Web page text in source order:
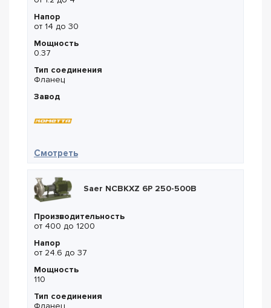
Напор
от 14 до 30
Мощность
0.37
Тип соединения
Фланец
Завод
Смотреть— Кометта К377 3-05-25/16А/003Т2
Saer NCBKXZ 6P 250-500B
Производительность
от 400 до 1200
Напор
от 24.6 до 37
Мощность
110
Тип соединения
Фланец